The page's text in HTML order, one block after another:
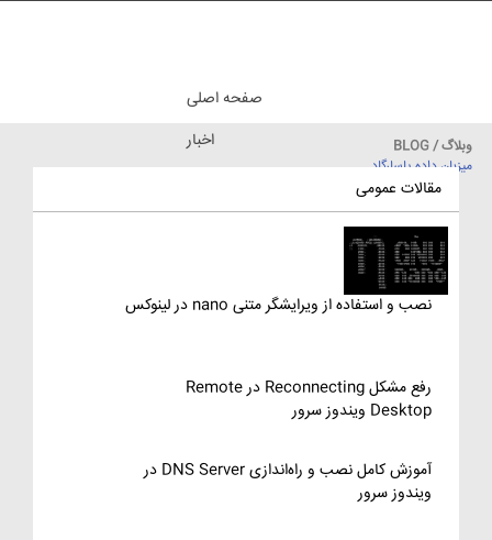
وبلاگ / BLOG
میزبان داده پاسارگاد
صفحه اصلی
اخبار
مقالات عمومی
نصب و استفاده از ویرایشگر متنی nano در لینوکس
رفع مشکل Reconnecting در Remote
Desktop ویندوز سرور
آموزش کامل نصب و راه‌اندازی DNS Server در
ویندوز سرور